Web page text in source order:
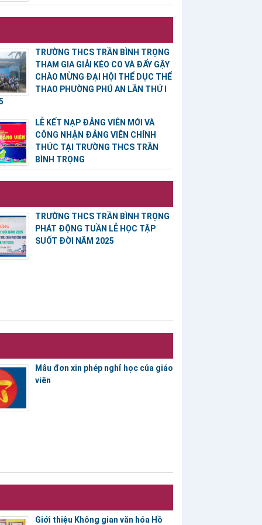
TRƯỜNG THCS TRẦN BÌNH TRỌNG
THAM GIA GIẢI KÉO CO VÀ ĐẨY GẬY
CHÀO MỪNG ĐẠI HỘI THỂ DỤC THỂ
THAO PHƯỜNG PHÚ AN LẦN THỨ I
LỄ KẾT NẠP ĐẢNG VIÊN MỚI VÀ
CÔNG NHẬN ĐẢNG VIÊN CHÍNH
THỨC TẠI TRƯỜNG THCS TRẦN
BÌNH TRỌNG
TRƯỜNG THCS TRẦN BÌNH TRỌNG
PHÁT ĐỘNG TUẦN LỄ HỌC TẬP
SUỐT ĐỜI NĂM 2025
Mẫu đơn xin phép nghỉ học của giáo
viên
Giới thiệu Không gian văn hóa Hồ